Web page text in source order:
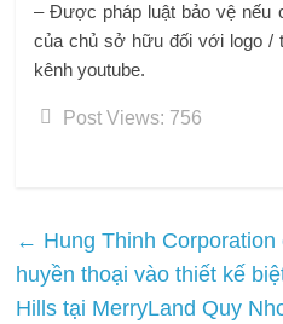
– Được pháp luật bảo vệ nếu
của chủ sở hữu đối với logo /
kênh youtube.
Post Views: 756
← Hung Thinh
huyền thoại vào thiết kế
Hills tại MerryLand Quy